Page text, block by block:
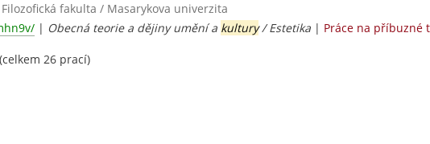
fakulta / Masarykova univerzita
| Obecná teorie a dějiny umění a kultury/ Estetika | Práce na příbuzné
(celkem 26 prací)